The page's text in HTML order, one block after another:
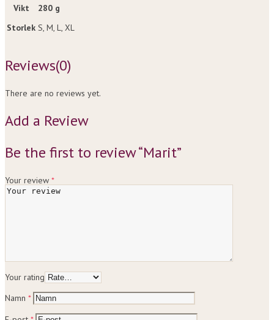
Vikt
280 g
Storlek S, M, L, XL
Reviews(0)
There are no reviews yet.
Add a Review
Be the first to review “Marit”
Your review *
Your rating
Namn *